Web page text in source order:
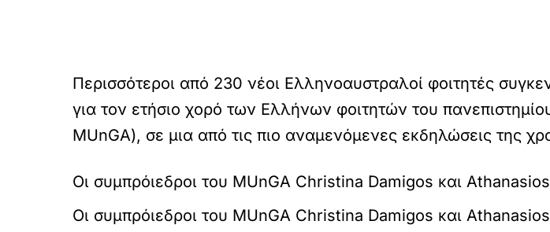
Περισσότεροι από 230 νέοι Ελληνοαυστραλοί φοιτητές
για τον ετήσιο χορό των Ελλήνων φοιτητών του
MUnGA), σε μια από τις πιο αναμενόμενες εκδηλώσεις της
Οι συμπρόιεδροι του MUnGA Christina Damigos και
Οι συμπρόιεδροι του MUnGA Christina Damigos και